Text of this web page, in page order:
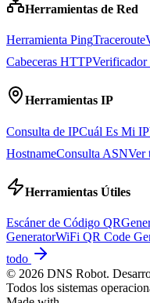
Herramientas de Red
Herramienta PingTraceroute
Cabeceras HTTPVerificador
Herramientas IP
Consulta de IPCuál Es Mi IP
HostnameConsulta ASNVer
Herramientas Útiles
Escáner de Código QR
GeneratorWiFi QR Code
todo
© 2026 DNS Robot.
Todos los sistemas